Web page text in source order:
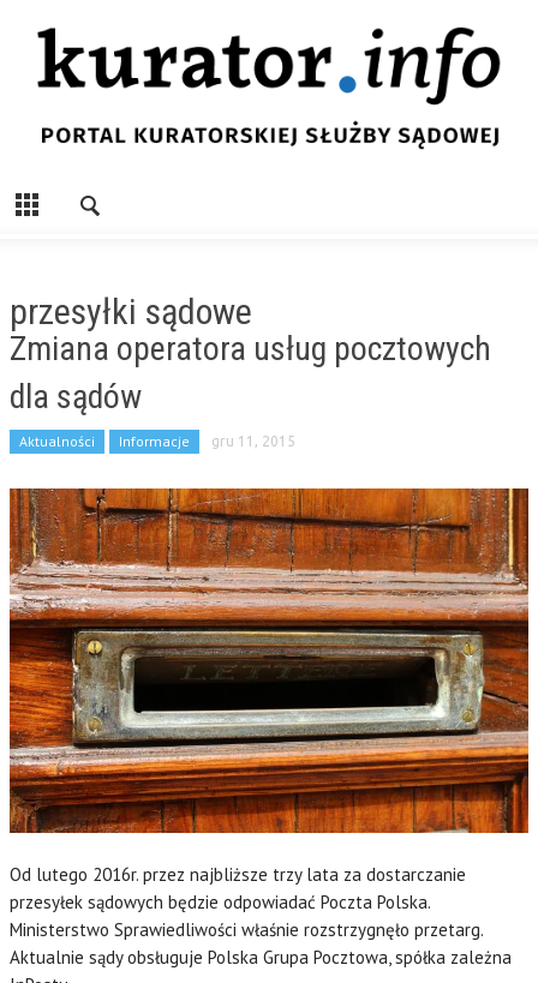
przesyłki sądowe
Zmiana operatora usług pocztowych
dla sądów
Aktualności Informacje gru 11, 2015
Od lutego 2016r. przez najbliższe trzy lata za dostarczanie
przesyłek sądowych będzie odpowiadać Poczta Polska.
Ministerstwo Sprawiedliwości właśnie rozstrzygnęło przetarg.
Aktualnie sądy obsługuje Polska Grupa Pocztowa, spółka zależna